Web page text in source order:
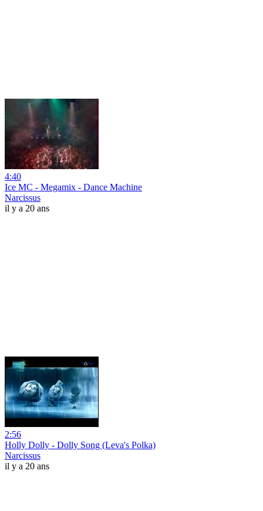
4:40
Ice MC - Megamix - Dance Machine
Narcissus
il y a 20 ans
2:56
Holly Dolly - Dolly Song (Leva's Polka)
Narcissus
il y a 20 ans